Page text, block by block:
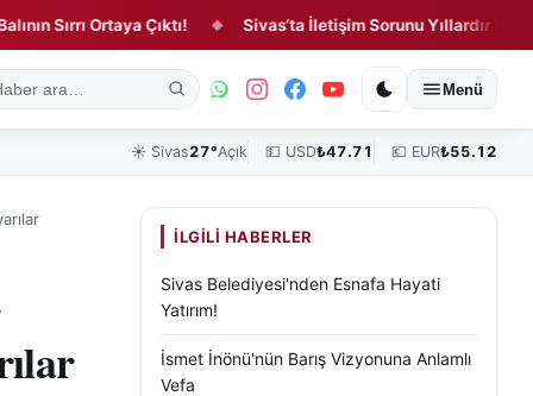
Ortaya Çıktı! ◆ Sivas’ta İletişim Sorunu Yıllardır Çözülmedi!
Kültür, Sanat ve Tarih Yaşam Sivas Vefat Edenler Köşe
Menü
☀️ Sivas27°Açık 💵 USD₺47.71 💶 EUR₺55.12
İLGILI HABERLER
Sivas Belediyesi'nden Esnafa Hayati
Yatırım!
İsmet İnönü'nün Barış Vizyonuna Anlamlı
Vefa